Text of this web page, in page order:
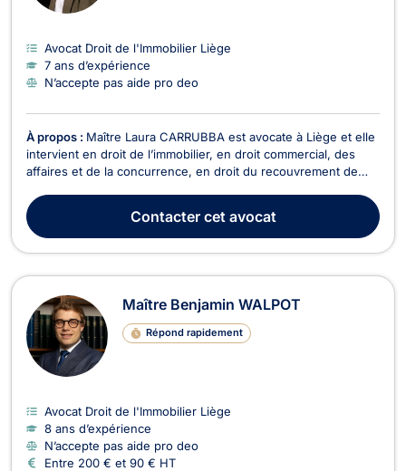
Avocat Droit de l'Immobilier Liège
7 ans d’expérience
N’accepte pas aide pro deo
À propos : Maître Laura CARRUBBA est avocate à Liège et elle
intervient en droit de l’immobilier, en droit commercial, des
affaires et de la concurrence, en droit du recouvrement de
droit douanier, en droit des sociétés ainsi qu’en droit des
garanties, des sûretés et des mes...
Contactercet avocat
Maître Benjamin WALPOT
Répond rapidement
Avocat Droit de l'Immobilier Liège
8 ans d’expérience
N’accepte pas aide pro deo
Entre 200 € et 90 € HT